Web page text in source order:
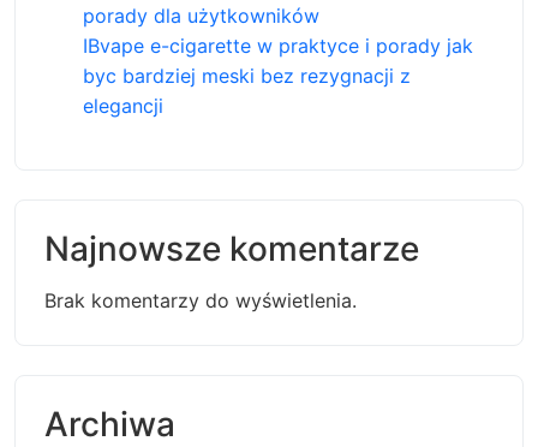
porady dla użytkowników
IBvape e-cigarette w praktyce i porady jak
byc bardziej meski bez rezygnacji z
elegancji
Najnowsze komentarze
Brak komentarzy do wyświetlenia.
Archiwa